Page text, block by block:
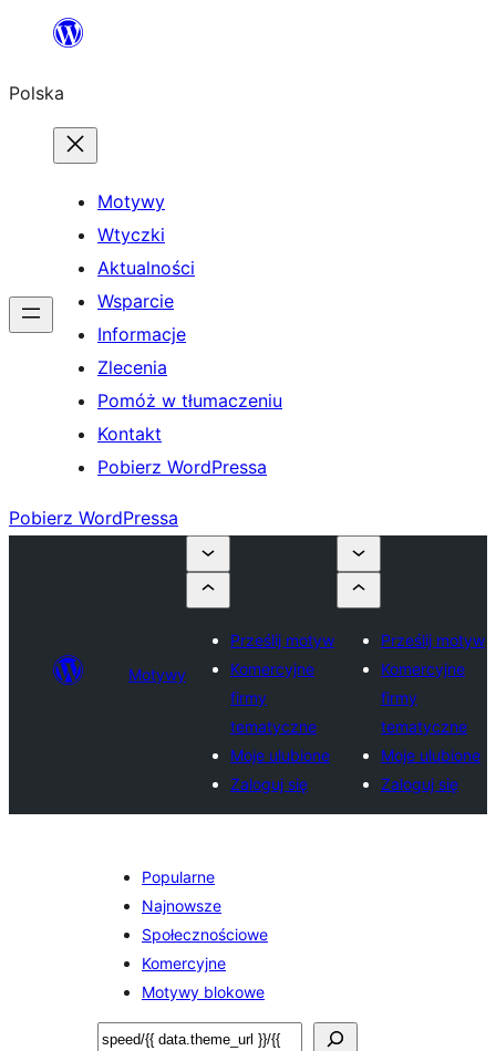
Przejdź
treści
Polska
Motywy
Wtyczki
Aktualności
Wsparcie
Informacje
Zlecenia
Pomóż w tłumaczeniu
Kontakt
Pobierz WordPressa
Pobierz WordPressa
Motywy
Prześlij motyw
Komercyjne
firmy
tematyczne
Moje ulubione
Zaloguj się
Prześlij motyw
Komercyjne
firmy
tematyczne
Moje ulubione
Zaloguj się
Popularne
Najnowsze
Społecznościowe
Komercyjne
Motywy blokowe
Szukaj